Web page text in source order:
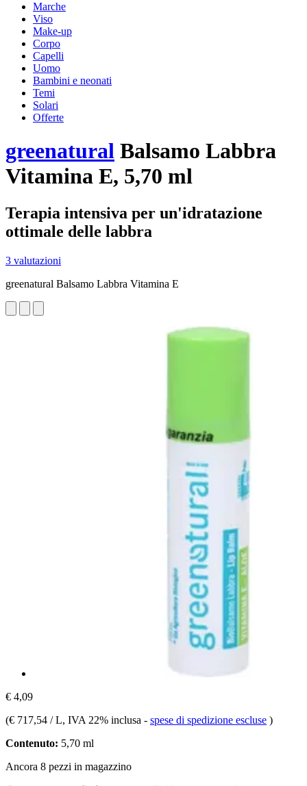
Marche
Viso
Make-up
Corpo
Capelli
Uomo
Bambini e neonati
Temi
Solari
Offerte
greenatural Balsamo Labbra
Vitamina E, 5,70 ml
Terapia intensiva per un'idratazione
ottimale delle labbra
3 valutazioni
greenatural Balsamo Labbra Vitamina E
€ 4,09
(€ 717,54 / L, IVA 22% inclusa - spese di spedizione escluse )
Contenuto: 5,70 ml
Ancora 8 pezzi in magazzino